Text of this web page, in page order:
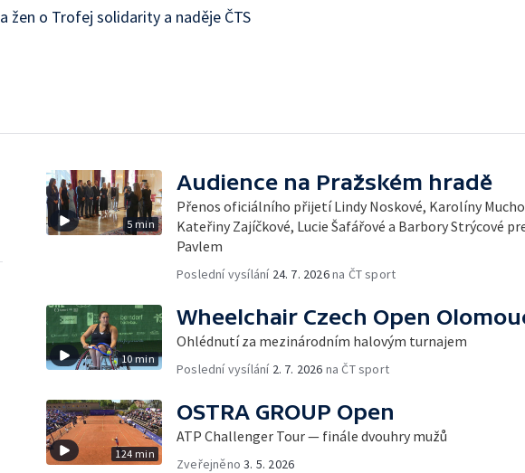
žen o Trofej solidarity a naděje ČTS
5 min
Audience na Pražském hradě
Přenos oficiálního přijetí Lindy Noskové, Karolíny
Kateřiny Zajíčkové, Lucie Šafářové a Barbory Strýcové
Pavlem
Poslední vysílání 24. 7. 2026na ČT sport
10 min
Wheelchair Czech Open
Ohlédnutí za mezinárodním halovým turnajem
Poslední vysílání 2. 7. 2026 na ČT sport
124 min
OSTRA GROUP Open
ATP Challenger Tour — finále dvouhry mužů
Zveřejněno3. 5. 2026